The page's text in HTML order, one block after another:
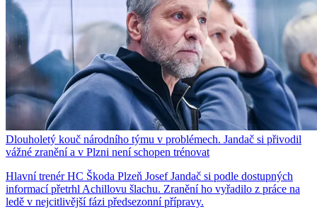
Dlouholetý kouč národního týmu v problémech. Jandač si přivodil
vážné zranění a v Plzni není schopen trénovat
Hlavní trenér HC Škoda Plzeň Josef Jandač si podle dostupných
informací přetrhl Achillovu šlachu. Zranění ho vyřadilo z práce na
ledě v nejcitlivější fázi předsezonní přípravy.